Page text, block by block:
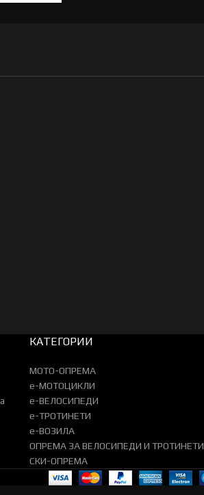
КАТЕГОРИИ
МОТО-ОПРЕМА
e-МОТОЦИКЛИ
e-ВЕЛОСИПЕДИ
e-ТРОТИНЕТИ
e-ВОЗИЛА
ОПРЕМА ЗА ВЕЛОСИПЕДИ И ТРОТИНЕТИ
СКИ-ОПРЕМА